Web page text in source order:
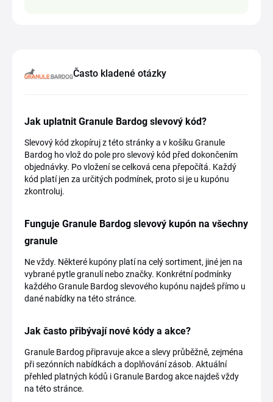
Často kladené otázky
Jak uplatnit Granule Bardog slevový kód?
Slevový kód zkopíruj z této stránky a v košíku Granule
Bardog ho vlož do pole pro slevový kód před dokončením
objednávky. Po vložení se celková cena přepočítá. Každý
kód platí jen za určitých podmínek, proto si je u kupónu
zkontroluj.
Funguje Granule Bardog slevový kupón na všechny
granule
Ne vždy. Některé kupóny platí na celý sortiment, jiné jen na
vybrané pytle granulí nebo značky. Konkrétní podmínky
každého Granule Bardog slevového kupónu najdeš přímo u
dané nabídky na této stránce.
Jak často přibývají nové kódy a akce?
Granule Bardog připravuje akce a slevy průběžně, zejména
při sezónních nabídkách a doplňování zásob. Aktuální
přehled platných kódů i Granule Bardog akce najdeš vždy
na této stránce.